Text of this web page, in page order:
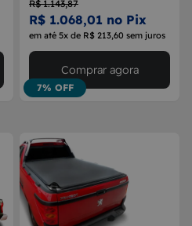
R$ 1.143,87
R$ 1.068,01 no Pix
em até 5x de R$ 213,60 sem juros
7% OFF
Comprar agora